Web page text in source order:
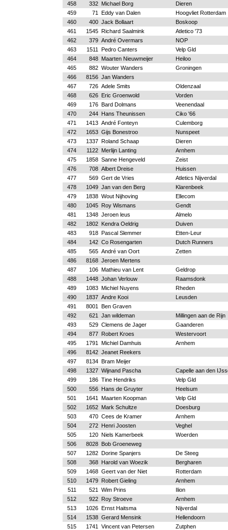
458
332 Michael Borg
Dieren
459
71 Eddy van Dalen
Hoogvliet Rotterdam
460
400 Jack Bollaart
Boskoop
461
1545 Richard Saalmink
Atletico '73
462
379 André Overmars
NOP
463
1511 Pedro Canters
Velp Gld
464
848 Maarten Nieuwmeijer
Heiloo
465
882 Wouter Wanders
Groningen
466
8156 Jan Wanders
467
726 Adele Smits
Oldenzaal
468
626 Eric Groenwold
Vorden
469
176 Bard Dolmans
Veenendaal
470
244 Hans Theunissen
Ciko '66
471
1413 André Fonteyn
Culemborg
472
1653 Gijs Bonestroo
Nunspeet
473
1337 Roland Schaap
Dieren
474
1122 Merlijn Lanting
Arnhem
475
1858 Sanne Hengeveld
Zeist
476
708 Albert Dreise
Huissen
477
569 Gert de Vries
Atletics Nijverdal
478
1049 Jan van den Berg
Klarenbeek
479
1838 Wout Nijhoving
Ellecom
480
1045 Roy Wismans
Gendt
481
1348 Jeroen leus
Almelo
482
1802 Kendra Oeldrig
Duiven
483
918 Pascal Slemmer
Etten-Leur
484
142 Co Rosengarten
Dutch Runners
485
565 André van Oort
Zetten
486
8168 Jeroen Mertens
487
106 Mathieu van Lent
Geldrop
488
1448 Johan Verlouw
Raamsdonk
489
1083 Michiel Nuyens
Rheden
490
1837 Andre Kooi
Leusden
491
8001
Ben Graven
492
621 Jan wildeman
Millingen aan de Rijn
493
529 Clemens de Jager
Gaanderen
494
877 Robert Kroes
Westervoort
495
1791 Michiel Damhuis
Arnhem
496
8142 Jeanet Reekers
497
8134 Bram Meijer
498
1327 Wijnand Pascha
Capelle aan den
499
186 Tine Hendriks
Velp Gld
500
556 Hans de Gruyter
Heelsum
501
1641 Maarten Koopman
Velp Gld
502
1652 Mark Schultze
Doesburg
503
470 Cees de Kramer
Arnhem
504
272 Henri Joosten
Veghel
505
120 Niels Kamerbeek
Woerden
506
8028 Bob Groeneweg
507
1282 Dorine Spanjers
De Steeg
508
368 Harold van Woezik
Bergharen
509
1468 Geert van der Niet
Rotterdam
510
1479 Robert Gieling
Arnhem
511
521 Wim Prins
Ilion
512
922 Roy Stroeve
Arnhem
513
1026 Ernst Haitsma
Nijverdal
514
1538 Gerard Mensink
Hellendoorn
515
1741 Vincent van Petersen
Zutphen